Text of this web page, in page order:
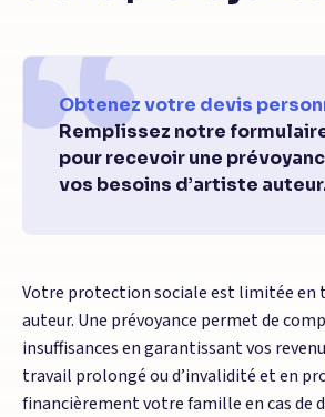
Obtenez votre devis
Remplissez notre
pour recevoir une
vos besoins d’artiste
Votre protection sociale est limitée en
auteur. Une prévoyance permet de
insuffisances en garantissant vos
travail prolongé ou d’invalidité et en
financièrement votre famille en cas de